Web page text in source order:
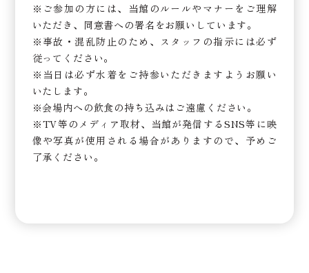
※ご参加の方には、当館のルールやマナーをご理解
いただき、同意書への署名をお願いしています。
※事故・混乱防止のため、スタッフの指示には必ず
従ってください。
※当日は必ず水着をご持参いただきますようお願い
いたします。
※会場内への飲食の持ち込みはご遠慮ください。
※TV等のメディア取材、当館が発信するSNS等に映
像や写真が使用される場合がありますので、予めご
了承ください。